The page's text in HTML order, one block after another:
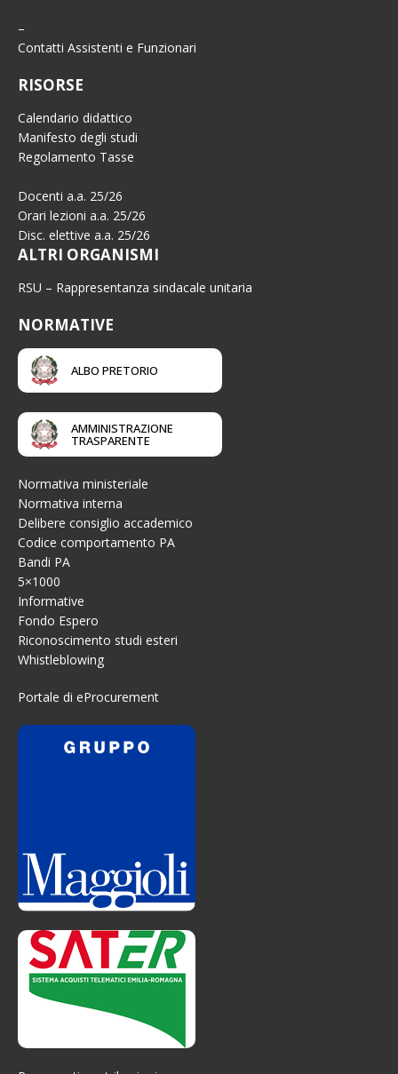
–
Contatti Assistenti e Funzionari
RISORSE
Calendario didattico
Manifesto degli studi
Regolamento Tasse
Docenti a.a. 25/26
Orari lezioni a.a. 25/26
Disc. elettive a.a. 25/26
ALTRI ORGANISMI
RSU – Rappresentanza sindacale unitaria
NORMATIVE
ALBO PRETORIO
AMMINISTRAZIONE
TRASPARENTE
Normativa ministeriale
Normativa interna
Delibere consiglio accademico
Codice comportamento PA
Bandi PA
5×1000
Informative
Fondo Espero
Riconoscimento studi esteri
Whistleblowing
Portale di eProcurement